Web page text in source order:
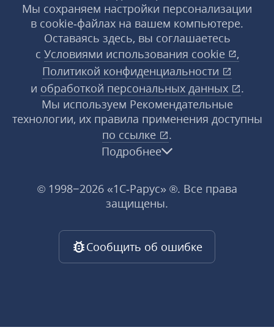
Мы сохраняем настройки персонализации
в cookie‑файлах на вашем компьютере.
Оставаясь здесь, вы соглашаетесь
с Условиями использования cookie
,
Политикой конфиденциальности
и обработкой персональных данных
.
Мы используем Рекомендательные
технологии, их правила применения доступны
по ссылке
.
Подробнее
© 1998−2026 «1С‑Рарус» ®. Все права
защищены.
Сообщить об ошибке